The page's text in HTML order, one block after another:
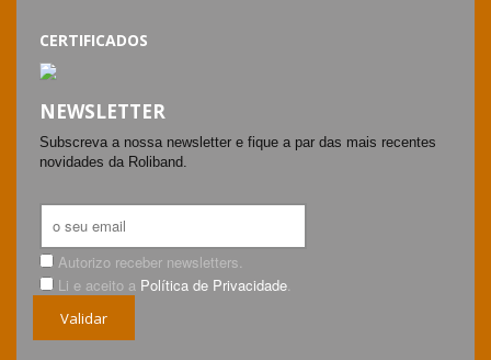
CERTIFICADOS
NEWSLETTER
Subscreva a nossa newsletter e fique a par das mais recentes
novidades da Roliband.
Autorizo receber newsletters.
Li e aceito a Política de Privacidade.
Validar